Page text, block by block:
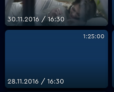
30.11.2016 / 16:30
1:25:00
28.11.2016 / 16:30